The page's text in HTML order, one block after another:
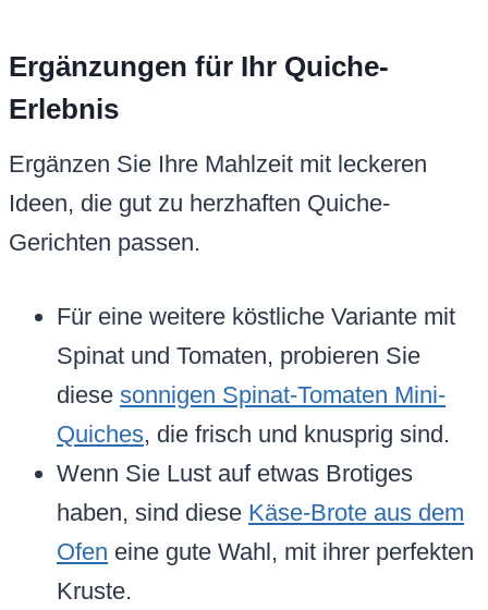
Ergänzungen für Ihr Quiche-
Erlebnis
Ergänzen Sie Ihre Mahlzeit mit leckeren
Ideen, die gut zu herzhaften Quiche-
Gerichten passen.
Für eine weitere köstliche Variante mit
Spinat und Tomaten, probieren Sie
diese sonnigen Spinat-Tomaten Mini-
Quiches, die frisch und knusprig sind.
Wenn Sie Lust auf etwas Brotiges
haben, sind diese Käse-Brote aus dem
Ofen eine gute Wahl, mit ihrer perfekten
Kruste.